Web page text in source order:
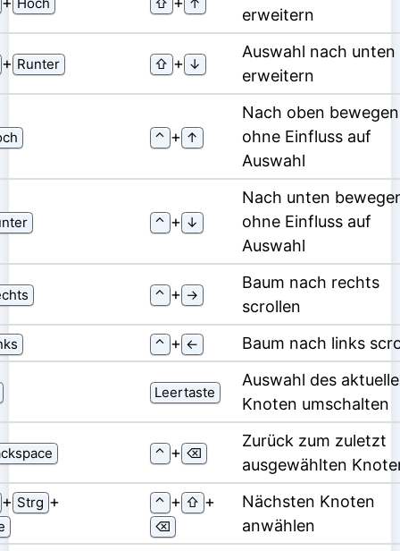
Hoch ⇧ ↑
erweitern
⁠+⁠ Runter ⇧ ⁠+⁠ ↓
Auswahl nach unten
erweitern
⌃ ⁠+⁠ ↑
Nach oben
ohne Einfluss auf
Auswahl
⌃ ⁠+⁠ ↓
Nach unten
ohne Einfluss auf
Auswahl
⌃ ⁠+⁠ →
Baum nach rechts
scrollen
⌃ ⁠+⁠ ← Baum nach links
Leertaste
Auswahl des
Knoten umschalten
⌃ ⁠+⁠ ⌫
Zurück zum zuletzt
ausgewählten
⁠+⁠ Strg ⁠+⁠ ⌃ ⁠+⁠ ⇧ ⁠+⁠
⌫
Nächsten Knoten
anwählen